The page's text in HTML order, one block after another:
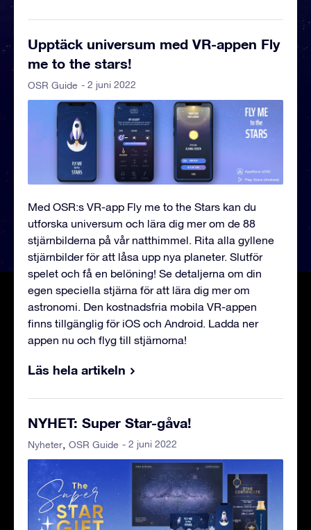
Upptäck universum med VR-appen Fly
me to the stars!
OSR Guide - 2 juni 2022
Med OSR:s VR-app Fly me to the Stars kan du
utforska universum och lära dig mer om de 88
stjärnbilderna på vår natthimmel. Rita alla gyllene
stjärnbilder för att låsa upp nya planeter. Slutför
spelet och få en belöning! Se detaljerna om din
egen speciella stjärna för att lära dig mer om
astronomi. Den kostnadsfria mobila VR-appen
finns tillgänglig för iOS och Android. Ladda ner
appen nu och flyg till stjärnorna!
Läs hela artikeln
NYHET: Super Star-gåva!
Nyheter OSR Guide - 2 juni 2022